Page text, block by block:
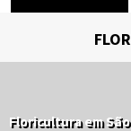
Floricultura em São